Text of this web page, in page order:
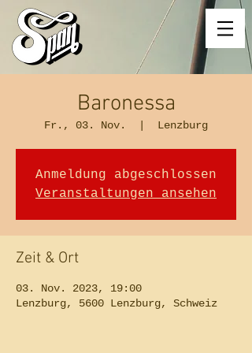
Baronessa
Fr., 03. Nov. Lenzburg
Anmeldung abgeschlossen
Veranstaltungen ansehen
Zeit & Ort
03. Nov. 2023, 19:00
Lenzburg, 5600 Lenzburg, Schweiz